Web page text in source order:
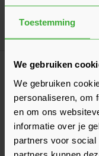
Toestemming
We gebruiken
We gebruiken
personaliseren, om
en om ons
informatie over je
partners voor
partners kunnen
U lees
1 Pagina
2 3